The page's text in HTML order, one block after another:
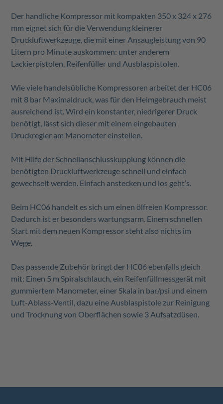
Der handliche Kompressor mit kompakten 350 x 324 x 276
mm eignet sich für die Verwendung kleinerer
Druckluftwerkzeuge, die mit einer Ansaugleistung von 90
Litern pro Minute auskommen: unter anderem
Lackierpistolen, Reifenfüller und Ausblaspistolen.
Wie viele handelsübliche Kompressoren arbeitet der HC06
mit 8 bar Maximaldruck, was für den Heimgebrauch meist
ausreichend ist. Wird ein konstanter, niedrigerer Druck
benötigt, lässt sich dieser mit einem eingebauten
Druckregler am Manometer einstellen.
Mit Hilfe der Schnellanschlusskupplung können die
benötigten Druckluftwerkzeuge schnell und einfach
gewechselt werden. Einfach anstecken und los geht’s.
Beim HC06 handelt es sich um einen ölfreien Kompressor.
Dadurch ist er besonders wartungsarm. Einem schnellen
Start mit dem neuen Kompressor steht also nichts im
Wege.
Das passende Zubehör bringt der HC06 ebenfalls gleich
mit: Einen 5 m Spiralschlauch, ein Reifenfüllmessgerät mit
gummiertem Manometer, einer Skala in bar/psi und einem
Luft-Ablass-Ventil, dazu eine Ausblaspistole zur Reinigung
und Trocknung von Oberflächen sowie 3 Aufsatzdüsen.